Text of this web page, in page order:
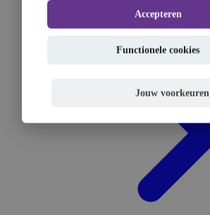
Accepteren
Functionele cookies
Jouw voorkeuren